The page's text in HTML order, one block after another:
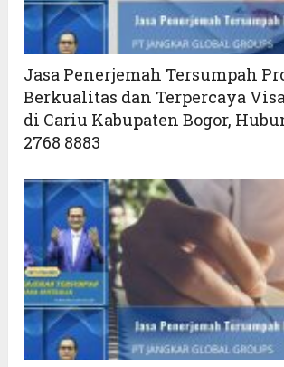
Jasa Penerjemah Tersumpah
Berkualitas dan Terpercaya
di Cariu Kabupaten Bogor,
2768 8883